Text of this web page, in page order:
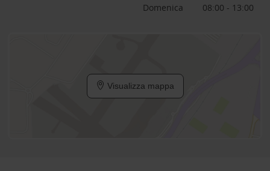
Domenica
08:00 - 13:00
Visualizza mappa